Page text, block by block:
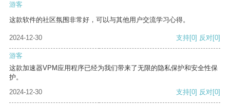
游客
这款软件的社区氛围非常好，可以与其他用户交流学习心得。
2024-12-30 支持[0] 反对[0]
游客
这款加速器VPM应用程序已经为我们带来了无限的隐私保护和安全性保
护。
2024-12-30
支持[0] 反对[0]